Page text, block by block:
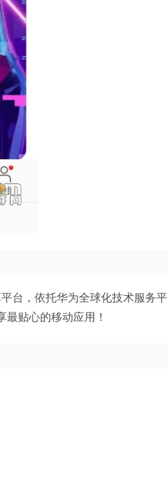
台，依托华为全球化技术服务平
贴心的移动应用！